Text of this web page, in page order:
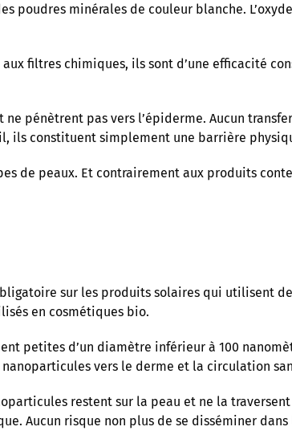
poudres minérales de couleur blanche.
filtres chimiques, ils sont d’une efficacité
ne pénètrent pas vers l’épiderme. Aucun
ils constituent simplement une barrière
de peaux. Et contrairement aux produits
sur les produits solaires qui utilisent
en cosmétiques bio.
petites d’un diamètre inférieur à 100
vers le derme et la circulation
restent sur la peau et ne la traversent
Aucun risque non plus de se disséminer dans